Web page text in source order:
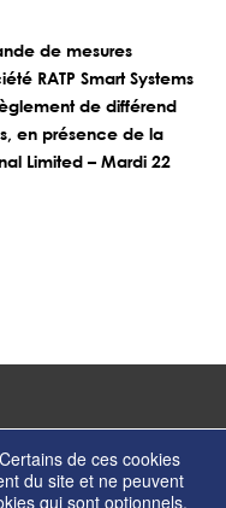
de mesures
RATP Smart Systems
de différend
en présence de la
Limited – Mardi 22
de ces cookies
du site et ne peuvent
qui sont optionnels.